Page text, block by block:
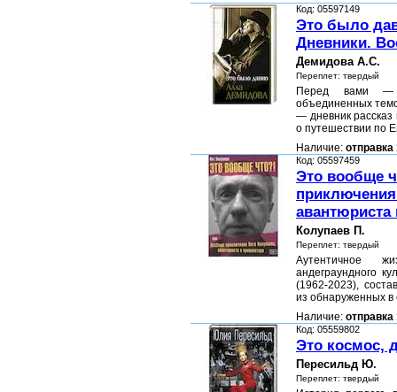
Код: 05597149
Это было
Дневники.
Демидова А.С.
Переплет: твердый
Перед вами —
объединенных
— дневник рассказ
о путешествии по
Наличие: отправка
Код: 05597459
Это вообще
авантюриста
Колупаев П.
Переплет: твердый
Аутентичное
андеграундного
(1962-2023),
из обнаруженных в
Наличие: отправка
Код: 05559802
Это космос,
Пересильд Ю.
Переплет: твердый